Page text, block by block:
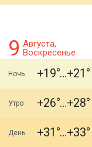
9 Августа,
Воскресенье
Ночь +19 +21
Утро +26 +28
День +31 +33